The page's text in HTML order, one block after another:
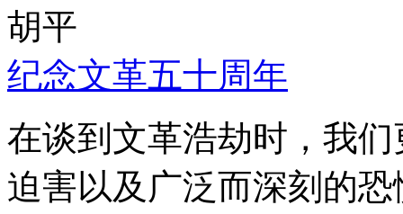
胡平
纪念文革五十周年
在谈到文革浩劫时，我
迫害以及广泛而深刻的